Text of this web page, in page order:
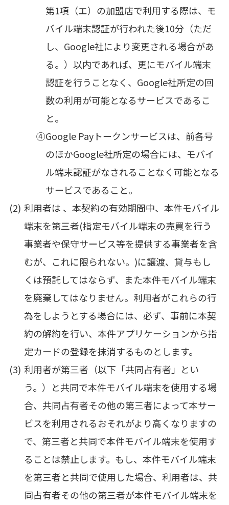
第1項（エ）の加盟店で利用する際は、モ
バイル端末認証が行われた後10分（ただ
し、Google社により変更される場合があ
る。）以内であれば、更にモバイル端末
認証を行うことなく、Google社所定の回
数の利用が可能となるサービスであるこ
と。
④Google Payトークンサービスは、前各号
のほかGoogle社所定の場合には、モバイ
ル端末認証がなされることなく可能となる
サービスであること。
利用者は 、本契約の有効期間中、本件モバイル
端末を第三者(指定モバイル端末の売買を行う
事業者や保守サービス等を提供する事業者を含
むが、これに限られない。)に譲渡、貸与もし
くは預託してはならず、また本件モバイル端末
を廃棄してはなりません。利用者がこれらの行
為をしようとする場合には、必ず、事前に本契
約の解約を行い、本件アプリケーションから指
定カードの登録を抹消するものとします。
利用者が第三者（以下「共同占有者」とい
う。）と共同で本件モバイル端末を使用する場
合、共同占有者その他の第三者によって本サー
ビスを利用されるおそれがより高くなりますの
で、第三者と共同で本件モバイル端末を使用す
ることは禁止します。もし、本件モバイル端末
を第三者と共同で使用した場合、利用者は、共
同占有者その他の第三者が本件モバイル端末を